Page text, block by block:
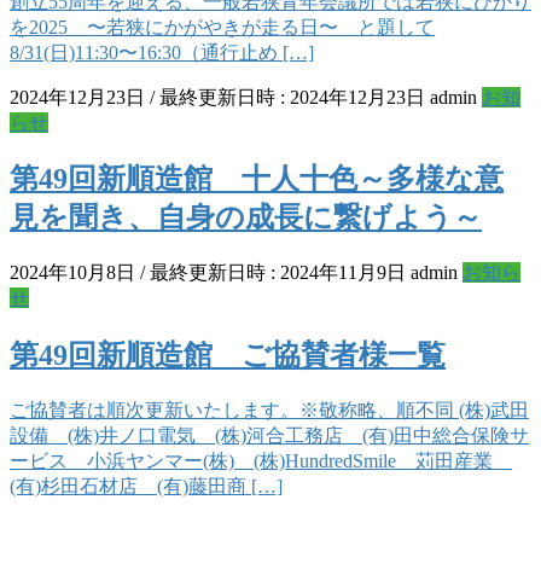
を2025 〜若狭にかがやきが走る日〜 と題して
8/31(日)11:30〜16:30（通行止め […]
2024年12月23日 / 最終更新日時 : 2024年12月23日 admin お知
らせ
第49回新順造館 十人十色～多様な意
見を聞き、自身の成長に繋げよう～
2024年10月8日 / 最終更新日時 : 2024年11月9日 admin お知ら
せ
第49回新順造館 ご協賛者様一覧
ご協賛者は順次更新いたします。※敬称略、順不同 (株)武田
設備 (株)井ノ口電気 (株)河合工務店 (有)田中総合保険サ
ービス 小浜ヤンマー(株) (株)HundredSmile 苅田産業
(有)杉田石材店 (有)藤田商 […]